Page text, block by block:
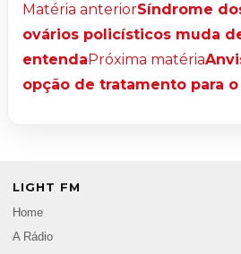
Matéria anteriorSíndrome
ovários policísticos muda
entendaPróxima matéria
opção de tratamento para
LIGHT FM
Home
A Rádio